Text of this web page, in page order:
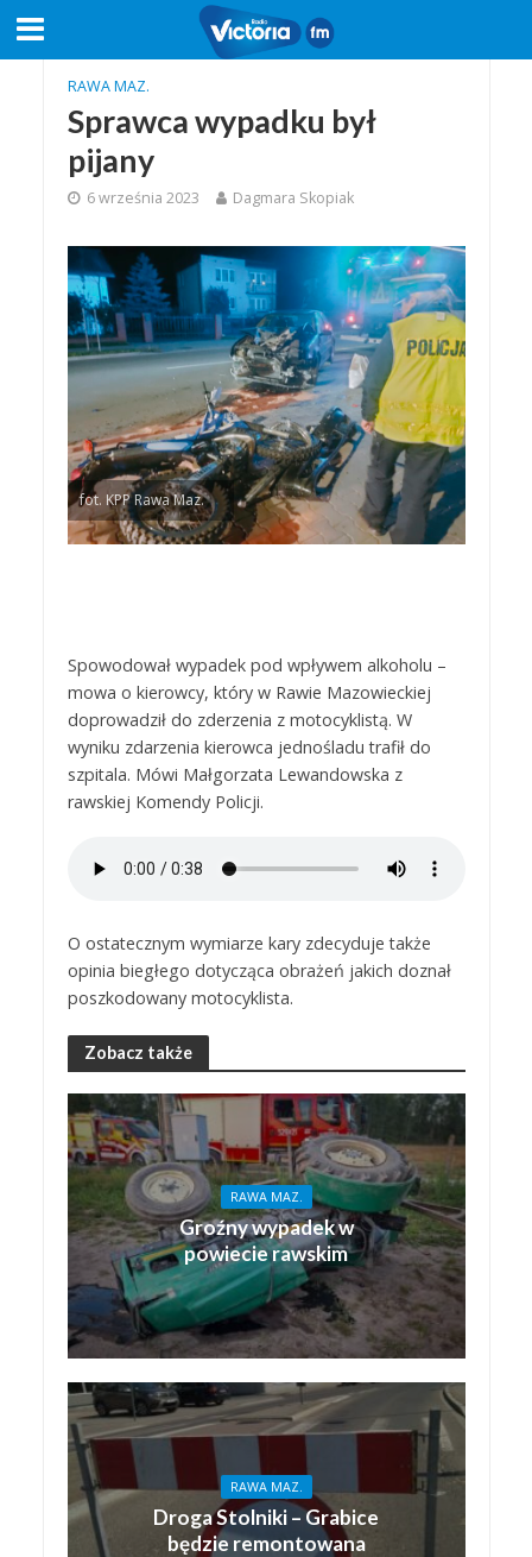
RAWA MAZ.
Sprawca wypadku był
pijany
6 września 2023 Dagmara Skopiak
fot. KPP Rawa Maz.
Spowodował wypadek pod wpływem alkoholu –
mowa o kierowcy, który w Rawie Mazowieckiej
doprowadził do zderzenia z motocyklistą. W
wyniku zdarzenia kierowca jednośladu trafił do
szpitala. Mówi Małgorzata Lewandowska z
rawskiej Komendy Policji.
O ostatecznym wymiarze kary zdecyduje także
opinia biegłego dotycząca obrażeń jakich doznał
poszkodowany motocyklista.
Zobacz także
RAWA MAZ.
Groźny wypadek w
powiecie rawskim
RAWA MAZ.
Droga Stolniki – Grabice
będzie remontowana